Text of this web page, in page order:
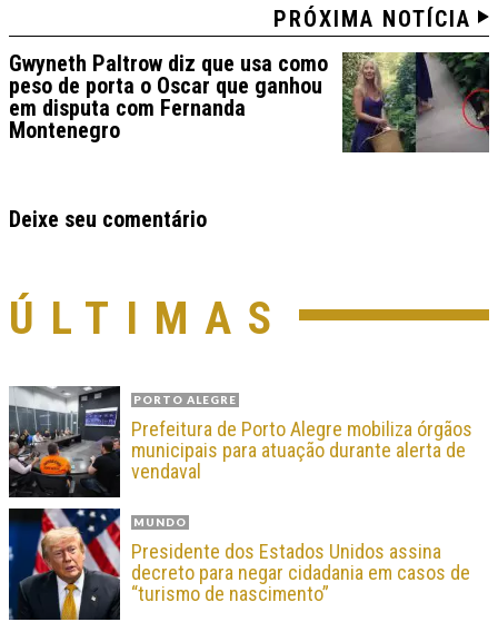
PRÓXIMA NOTÍCIA
Gwyneth Paltrow diz que usa como
peso de porta o Oscar que ganhou
em disputa com Fernanda
Montenegro
Deixe seu comentário
ÚLTIMAS
PORTO ALEGRE
Prefeitura de Porto Alegre mobiliza órgãos
municipais para atuação durante alerta de
vendaval
MUNDO
Presidente dos Estados Unidos assina
decreto para negar cidadania em casos de
“turismo de nascimento”